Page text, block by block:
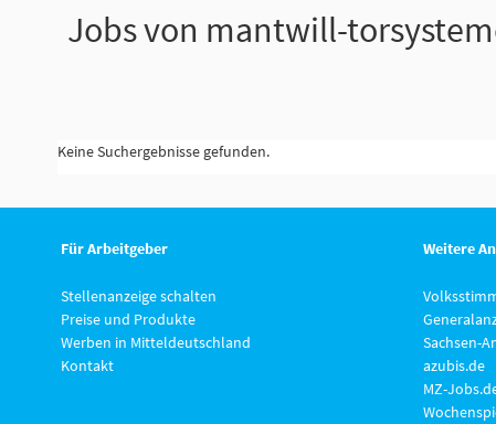
Jobs von mantwill-
Keine Suchergebnisse gefunden.
Für Arbeitgeber
Stellenanzeige schalten
Preise und Produkte
Werben in Mitteldeutschland
Kontakt
Weitere
Sachsen-
azubis.de
MZ-